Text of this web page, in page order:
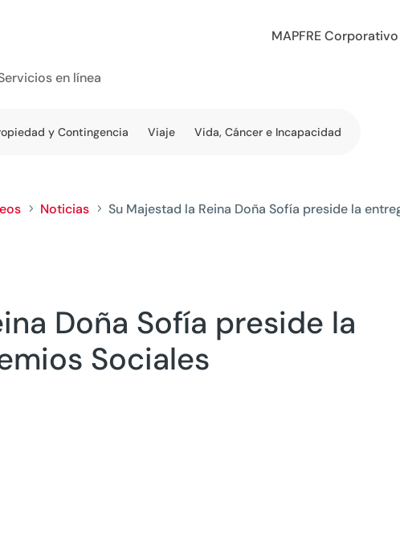
MAPFRE Corporativo
y Contingencia Viaje Vida, Cáncer e Incapacidad
en línea
5 Noticias 5 Su Majestad la Reina Doña Sofía preside la
Doña Sofía preside la
Sociales